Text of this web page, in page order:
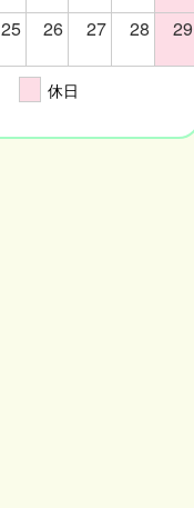
25 26 27 28 29
休日